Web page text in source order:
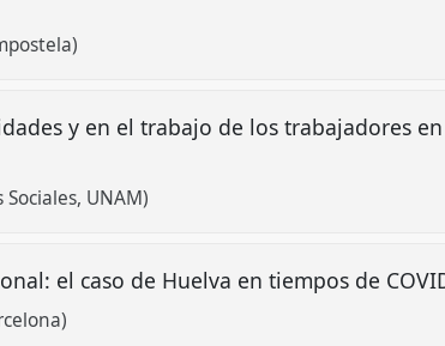
y en el trabajo de los trabajadores
UNAM)
el caso de Huelva en tiempos de